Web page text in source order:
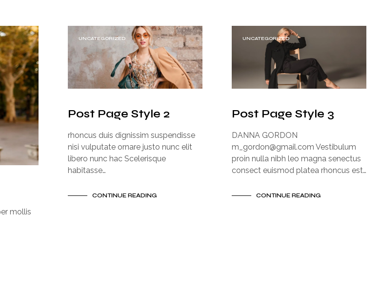
T
N
O
C
R
R
H
O
mollis
UNCATEGORIZED
Post Page Style 2
rhoncus duis dignissim suspendisse
nisi vulputate ornare justo nunc elit
libero nunc hac Scelerisque
habitasse…
CONTINUE READING
UNCATEGORIZED
Post Page Style 3
DANNA GORDON
m_gordon@gmail.com Vestibulum
proin nulla nibh leo magna senectus
consect euismod platea rhoncus est…
CONTINUE READING